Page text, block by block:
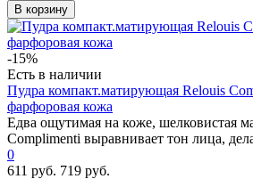
В корзину
-15%
Есть в наличии
Пудра компакт.матирующая Relouis
фарфоровая кожа
Едва ощутимая на коже, шелковистая
Complimenti выравнивает тон лица,
0
611 руб. 719 руб.